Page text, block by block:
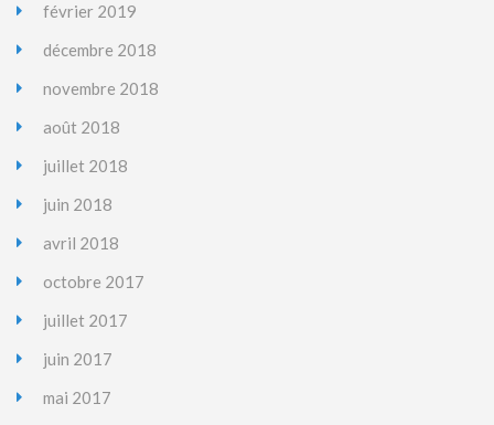
février 2019
décembre 2018
novembre 2018
août 2018
juillet 2018
juin 2018
avril 2018
octobre 2017
juillet 2017
juin 2017
mai 2017